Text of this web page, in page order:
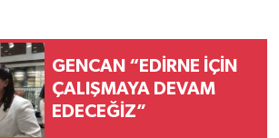
GENCAN “EDİRNE İÇİN
ÇALIŞMAYA DEVAM
EDECEĞİZ”